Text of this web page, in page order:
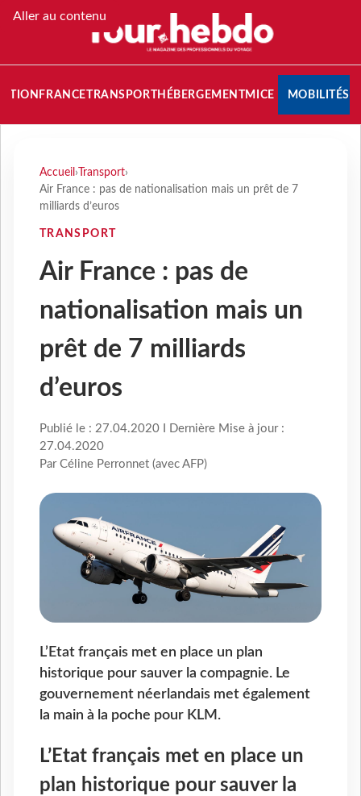
Aller au contenu
FRANCETRANSPORT HÉBERGEMENTMICE MOBILITÉS
Accueil › Transport›
Air France : pas de nationalisation mais un prêt de 7
milliards d’euros
TRANSPORT
Air France : pas de
nationalisation mais un
prêt de 7 milliards
d’euros
Publié le : 27.04.2020 I Dernière Mise à jour :
27.04.2020
Par Céline Perronnet (avec AFP)
L’Etat français met en place un plan
historique pour sauver la compagnie. Le
gouvernement néerlandais met également
la main à la poche pour KLM.
L’Etat français met en place un
plan historique pour sauver la